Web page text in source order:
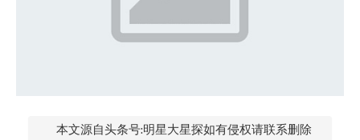
本文源自头条号:明星大星探如有侵权请联系删除